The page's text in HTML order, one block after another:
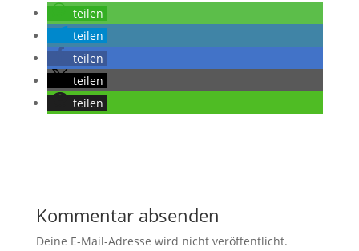
teilen
teilen
teilen
teilen
teilen
Kommentar absenden
Deine E-Mail-Adresse wird nicht veröffentlicht.